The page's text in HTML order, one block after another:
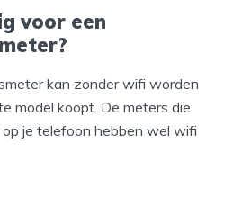
voor een
kan zonder wifi worden
model koopt. De meters die
je telefoon hebben wel wifi